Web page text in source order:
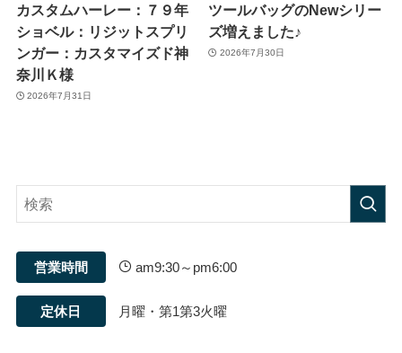
カスタムハーレー：７９年
ショベル：リジットスプリ
ンガー：カスタマイズド神
奈川Ｋ様
2026年7月31日
ツールバッグのNewシリー
ズ増えました♪
2026年7月30日
営業時間 am9:30～pm6:00
定休日 月曜・第1第3火曜